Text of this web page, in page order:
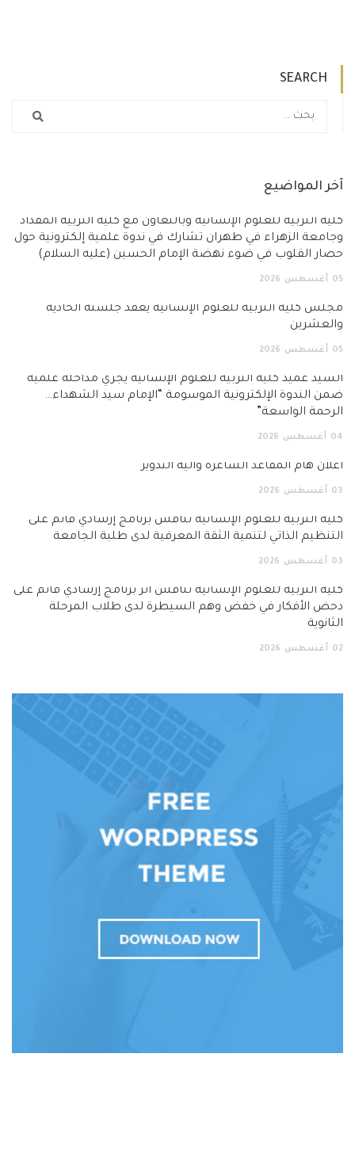
SEARCH
آخر المواضيع
كلية التربية للعلوم الإنسانية وبالتعاون مع كلية التربية المقداد
وجامعة الزهراء في طهران تشارك في ندوة علمية إلكترونية حول
حصار القلوب في ضوء نهضة الإمام الحسين (عليه السلام)
05 أغسطس 2026
مجلس كلية التربية للعلوم الإنسانية يعقد جلسته الحادية
والعشرين
05 أغسطس 2026
السيد عميد كلية التربية للعلوم الإنسانية يجري مداخلة علمية
ضمن الندوة الإلكترونية الموسومة “الإمام سيد الشهداء…
الرحمة الواسعة”
04 أغسطس 2026
اعلان هام المقاعد الشاغرة وآلية التدوير
03 أغسطس 2026
كلية التربية للعلوم الإنسانية تناقش برنامج إرشادي قائم على
التنظيم الذاتي لتنمية الثقة المعرفية لدى طلبة الجامعة
03 أغسطس 2026
كلية التربية للعلوم الإنسانية تناقش أثر برنامج إرشادي قائم على
دحض الأفكار في خفض وهم السيطرة لدى طلاب المرحلة
الثانوية
02 أغسطس 2026